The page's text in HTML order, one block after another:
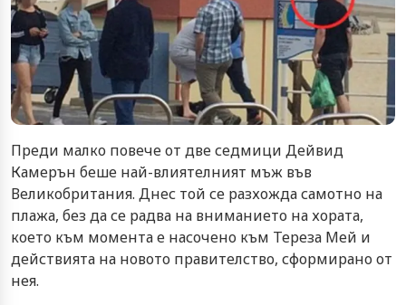
Преди малко повече от две седмици Дейвид
Камерън беше най-влиятелният мъж във
Великобритания. Днес той се разхожда самотно на
плажа, без да се радва на вниманието на хората,
което към момента е насочено към Тереза Мей и
действията на новото правителство, сформирано от
нея.